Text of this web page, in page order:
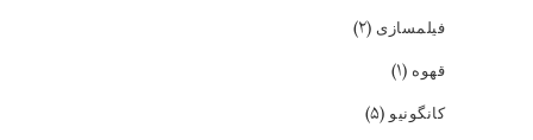
فیلمسازی (۲)
قهوه (۱)
کانگونیو(۵)